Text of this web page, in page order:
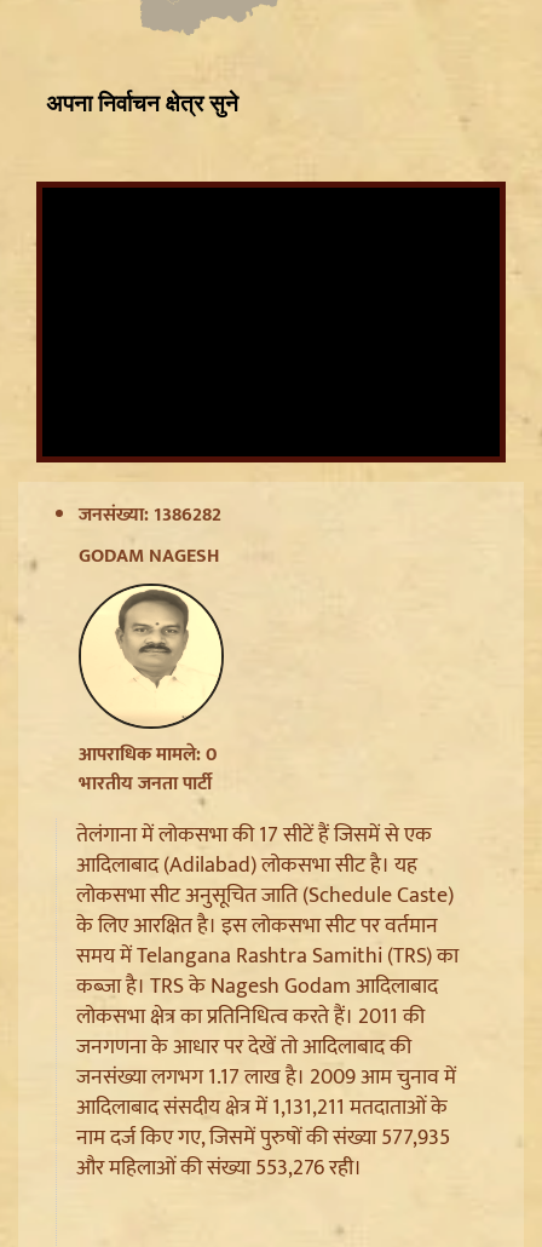
सम्मानजनक नौकरी
Jharkhand JPSC JSSC Protest: सियासी रंग में रंगा
आंदोलन, Rahul Gandhi ने छात्रों को दिया Reforms का
Article 370 Anniversary पर Jammu-Kashmir में भारी
सुरक्षा, Amarnath Yatra सस्पेंड और हाईवे हुआ सील
जनसंख्या: 1386282
GODAM NAGESH
आपराधिक मामले: 0
भारतीय जनता पार्टी
तेलंगाना में लोकसभा की 17 सीटें हैं जिसमें से एक
आदिलाबाद (Adilabad) लोकसभा सीट है। यह
लोकसभा सीट अनुसूचित जाति (Schedule Caste)
के लिए आरक्षित है। इस लोकसभा सीट पर वर्तमान
समय में Telangana Rashtra Samithi (TRS) का
कब्जा है। TRS के Nagesh Godam आदिलाबाद
लोकसभा क्षेत्र का प्रतिनिधित्व करते हैं। 2011 की
जनगणना के आधार पर देखें तो आदिलाबाद की
जनसंख्या लगभग 1.17 लाख है। 2009 आम चुनाव में
आदिलाबाद संसदीय क्षेत्र में 1,131,211 मतदाताओं के
नाम दर्ज किए गए, जिसमें पुरुषों की संख्या 577,935
और महिलाओं की संख्या 553,276 रही।